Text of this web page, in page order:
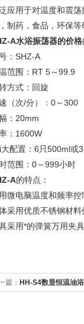
应用于对温度和震
制药，食品，环保
A水浴振荡器的价格
号：
温范围：RT 5
转方式：回
速（次/分）：
幅：
率：
大配置：6只500ml
时范围：0～
A的特点：
微电脑温度和频率
采用优质不锈钢材料
采用*的弹簧万用夹
篇： HH-S4数显恒温油